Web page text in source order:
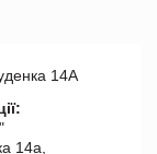
14А
14а,